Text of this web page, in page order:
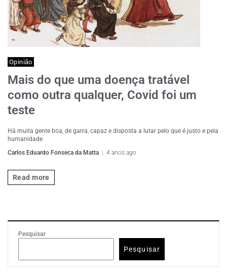
Opinião
Mais do que uma doença tratável
como outra qualquer, Covid foi um
teste
Há muita gente boa, de garra, capaz e disposta a lutar pelo que é justo e pela
humanidade
Carlos Eduardo Fonseca da Matta
4 anos ago
Read more
Pesquisar
Pesquisar